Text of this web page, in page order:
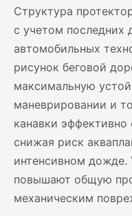
Структура
с учетом последних
автомобильных
рисунок беговой
максимальную
маневрировании и
канавки эффективно
снижая риск
интенсивном
повышают общую
механическим